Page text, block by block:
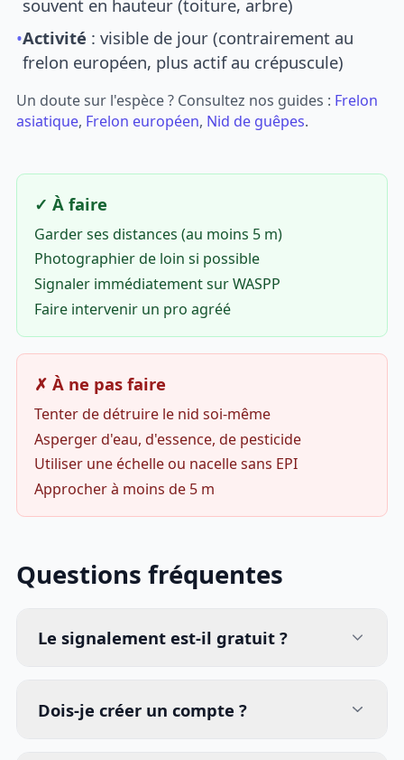
souvent en hauteur (toiture, arbre)
•Activité : visible de jour (contrairement au
frelon européen, plus actif au crépuscule)
Un doute sur l'espèce ? Consultez nos guides : Frelon
asiatique, Frelon européen, Nid de guêpes.
✓ À faire
Garder ses distances (au moins 5 m)
Photographier de loin si possible
Signaler immédiatement sur WASPP
Faire intervenir un pro agréé
✗ À ne pas faire
Tenter de détruire le nid soi-même
Asperger d'eau, d'essence, de pesticide
Utiliser une échelle ou nacelle sans EPI
Approcher à moins de 5 m
Questions fréquentes
Le signalement est-il gratuit ?
Dois-je créer un compte ?